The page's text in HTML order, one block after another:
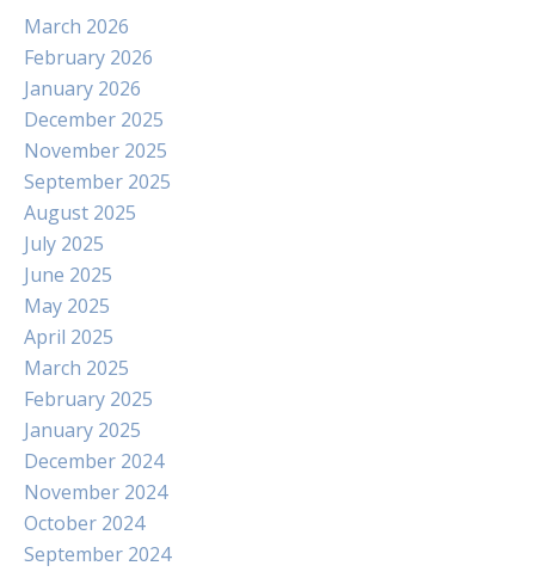
March 2026
February 2026
January 2026
December 2025
November 2025
September 2025
August 2025
July 2025
June 2025
May 2025
April 2025
March 2025
February 2025
January 2025
December 2024
November 2024
October 2024
September 2024